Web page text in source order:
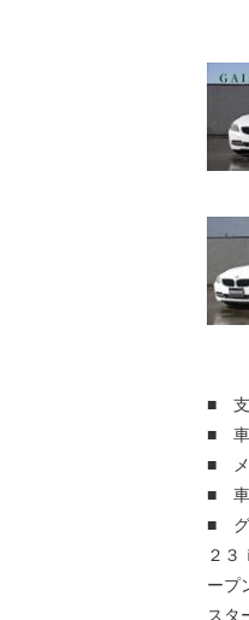
■ 支
■ 車
■ メ
■ 車
■ グ
２
ープ
スタ